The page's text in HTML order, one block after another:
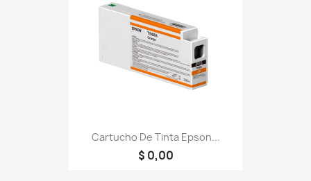
Cartucho De Tinta Epson...
$ 0,00